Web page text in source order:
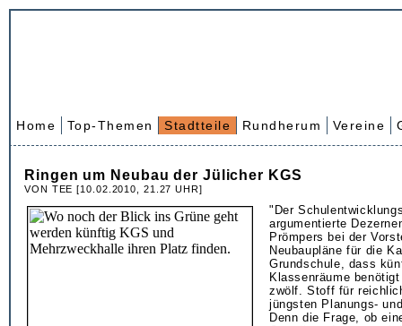
Home Top-Themen Stadtteile Rundherum Vereine
Ringen um Neubau der Jülicher KGS
VON TEE [10.02.2010, 21.27 UHR]
"Der
argumentierte
Prömpers bei der
Neubaupläne für die
Grundschule, dass
Klassenräume
zwölf. Stoff für
jüngsten Planungs-
Denn die Frage, ob